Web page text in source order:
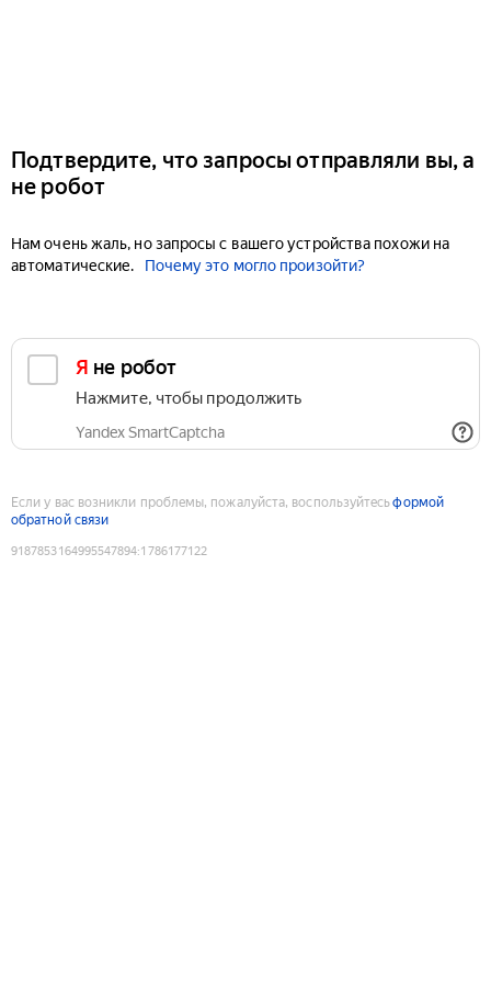
Подтвердите, что запросы отправляли вы, а
не робот
Нам очень жаль, но запросы с вашего устройства похожи на
автоматические.
Почему это могло произойти?
Я не робот
Нажмите, чтобы продолжить
Yandex SmartCaptcha
Если у вас возникли проблемы, пожалуйста, воспользуйтесьформой
обратной связи
9187853164995547894:1786177122